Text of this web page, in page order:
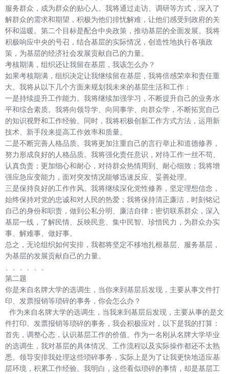
服务群众，成为群众的贴心人。我将通过走访、调研等方式，深入了
解群众的需求和期望，积极为他们排忧解难，让他们感受到政府的关
怀和温暖。第二个目标是配合中央政策，推动基层的全面发展。我将
积极响应中央的号召，结合基层的实际情况，创造性地执行各项政
策，为基层的经济社会发展贡献自己的力量。
考核期满，组织还让我留在基层，我该怎么办？
如果考核期满，组织决定让我继续留在基层，我将倍感荣幸和责任重
大。我将从以下几个方面来规划我未来的基层生活和工作：
一是持续提升工作能力。我将继续加强学习，不断提升自己的业务水
平和综合素质。我将向领导学、向同事学、向群众学，不断拓宽自己
的知识视野和工作经验。同时，我将积极创新工作方式方法，运用新
技术、新手段来提高工作效率和质量。
二是不断完善人格品质。我将更加注重自己的言行举止和道德修养，
努力形成良好的人格品质。我将强化责任意识，对待工作一丝不苟、
认真负责；更加细心和耐心，对待群众热情周到、耐心细致；我将增
强应急应变能力，面对突发情况能够迅速反应、妥善处理。
三是保持良好的工作作风。我将继续深化党性修养，坚定理想信念，
始终保持对党的忠诚和对人民的热爱；我将保持清正廉洁，时刻铭记
自己的身份和职责，做到公私分明、廉洁自律；密切联系群众，深入
基层一线，了解民情、反映民意、集中民智、珍惜民力，为群众办实
事、解难事、做好事。
总之，无论组织如何安排，我都将坚定不移地扎根基层、服务基层，
为基层的发展贡献自己的力量。
、、、、、、
第二题
你是来自名牌大学的选调生，当你来到基层后发现，主要从事文件打
印、发票报销等琐碎的事务，你会怎么办？
作为来自名牌大学的选调生，当我来到基层后发现，主要从事的是文
件打印、发票报销等琐碎的事务，我会积极应对，以下是我的打算：
首先，调整心态，认识基层工作的价值。作为一名刚从名牌大学毕业
的选调生，我对基层的具体情况、工作流程以及实际操作都还不太熟
悉。领导安排我处理这些琐碎事务，实际上是为了让我更快地适应基
层环境，积累工作经验。我明白，这些看似琐碎的事情，却是基层工